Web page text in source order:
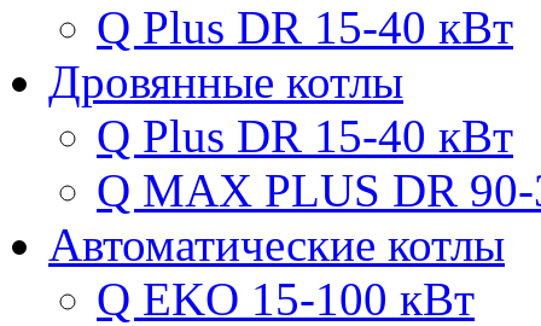
Q Plus DR 15-40 кВт
Дровянные котлы
Q Plus DR 15-40 кВт
Q MAX PLUS DR
Автоматические котлы
Q EKO 15-100 кВт